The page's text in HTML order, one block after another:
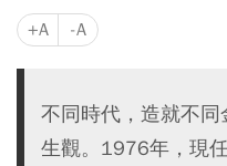
+A -A
不同時代，造就不
生觀。1976年，現